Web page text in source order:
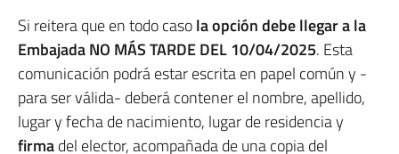
Si reitera que en todo casola opción debe llegar a la
Embajada NO MÁS TARDE DEL 10/04/2025. Esta
comunicación podrá estar escrita en papel común y -
para ser válida- deberá contener el nombre, apellido,
lugar y fecha de nacimiento, lugar de residencia y
firmadel elector, acompañada de una copia del